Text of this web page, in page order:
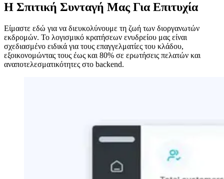
Η Σπιτική Συνταγή Μας Για Επιτυχία
Είμαστε εδώ για να διευκολύνουμε τη ζωή των διοργανωτών
εκδρομών. Το λογισμικό κρατήσεων ενυδρείου μας είναι
σχεδιασμένο ειδικά για τους επαγγελματίες του κλάδου,
εξοικονομώντας τους έως και 80% σε ερωτήσεις πελατών και
αναποτελεσματικότητες στο backend.